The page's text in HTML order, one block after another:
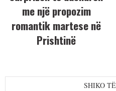
me një propozim
romantik martese në
Prishtinë
SHIKO